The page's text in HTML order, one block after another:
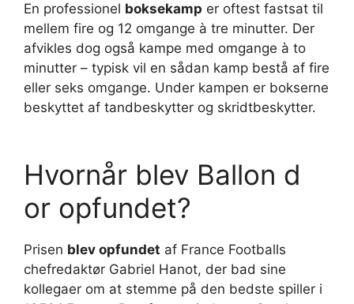
En professionel boksekamp er oftest fastsat til
mellem fire og 12 omgange à tre minutter. Der
afvikles dog også kampe med omgange à to
minutter – typisk vil en sådan kamp bestå af fire
eller seks omgange. Under kampen er bokserne
beskyttet af tandbeskytter og skridtbeskytter.
Hvornår blev Ballon d
or opfundet?
Prisen blev opfundet af France Footballs
chefredaktør Gabriel Hanot, der bad sine
kollegaer om at stemme på den bedste spiller i